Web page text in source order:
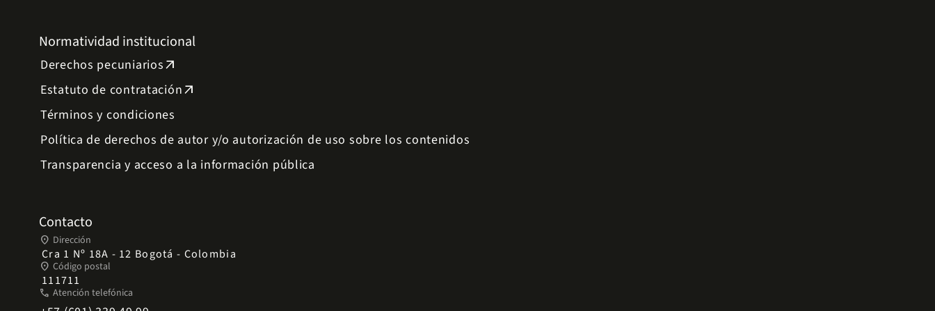
Normatividad institucional
Derechos pecuniariosarrow_outward
Estatuto de contrataciónarrow_outward
Términos y condiciones
Política de derechos de autor y/o autorización de uso sobre los contenidos
Transparencia y acceso a la información pública
Contacto
place Dirección
Cra 1 Nº 18A - 12 Bogotá - Colombia
place Código postal
111711
phone Atención telefónica